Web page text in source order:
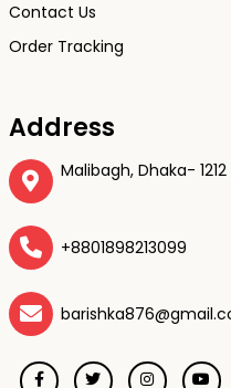
Contact Us
Order Tracking
Address
Malibagh, Dhaka- 1212
+8801898213099